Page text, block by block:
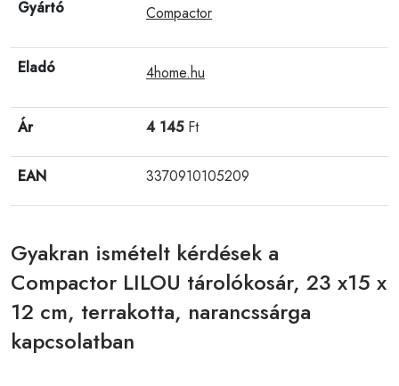
Gyártó Compactor
Eladó 4home.hu
Ár 4 145Ft
EAN 3370910105209
Gyakran ismételt kérdések a
Compactor LILOU tárolókosár, 23 x15 x
12 cm, terrakotta, narancssárga
kapcsolatban